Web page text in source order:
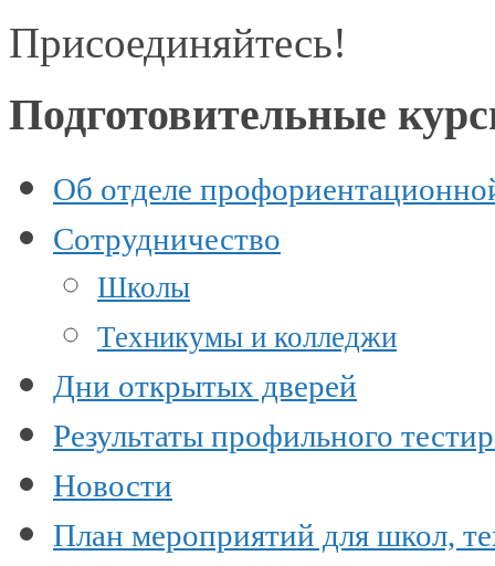
Присоединяйтесь!
Подготовительные
Об отделе
Сотрудничество
Школы
Техникумы и колледжи
Дни открытых дверей
Результаты профильного
Новости
План мероприятий для школ,